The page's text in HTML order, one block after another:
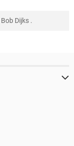
Bob Dijks .